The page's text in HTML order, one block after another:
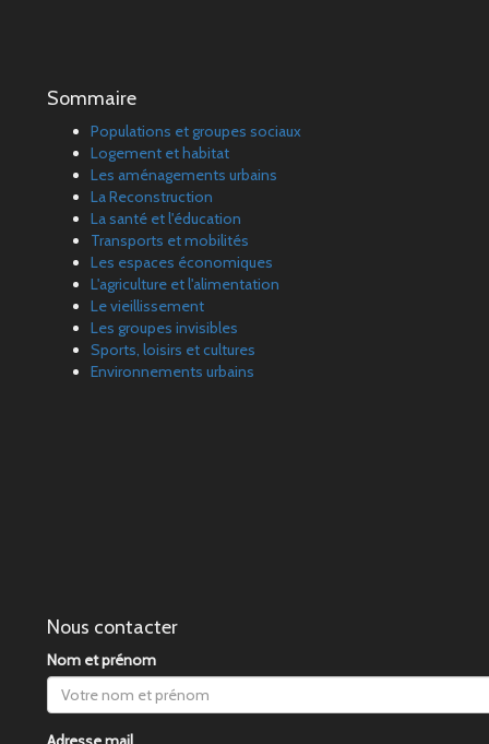
Sommaire
Populations et groupes sociaux
Logement et habitat
Les aménagements urbains
La Reconstruction
La santé et l'éducation
Transports et mobilités
Les espaces économiques
L'agriculture et l'alimentation
Le vieillissement
Les groupes invisibles
Sports, loisirs et cultures
Environnements urbains
Nous contacter
Nom et prénom